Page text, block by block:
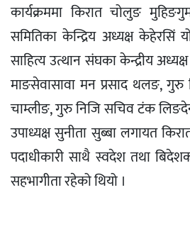
कार्यक्रममा किरात चोलुङ
समितिका केन्द्रिय अध्यक्ष केहेरसिं
साहित्य उत्थान संघका केन्द्रीय
माङसेवासावा मन प्रसाद थलङ, गुरु
चाम्लीङ, गुरु निजि सचिव टंक
उपाध्यक्ष सुनीता सुब्बा लगायत
पदाधीकारी साथै स्वदेश तथा
सहभागीता रहेको थियो ।